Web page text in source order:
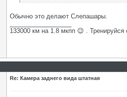
Обычно это делают Слепашары.
133000 км на 1.8 мкпп 😉 .
Re: Камера заднего вида штатная